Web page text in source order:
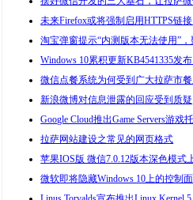
未来Firefox或将强制启用HTTPS链
淘宝弹窗提示“内测版本无法使用”
Windows 10累积更新KB4541335发
微信点餐系统为何受到广大拉萨市
新浪微博对信息泄露的回应受到质疑
Google Cloud推出Game Servers游戏
拉萨网站建设之常见的网页格式
苹果IOS版 微信7.0.12版本深色模式
微软即将隐藏Windows 10上的控制